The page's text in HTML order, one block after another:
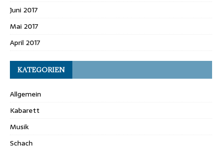
Juni 2017
Mai 2017
April 2017
KATEGORIEN
Allgemein
Kabarett
Musik
Schach